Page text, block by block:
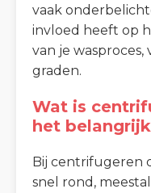
vaak
invloed heeft op
van je wasproces,
graden.
Wat is
het
Bij centrifugeren
snel rond,